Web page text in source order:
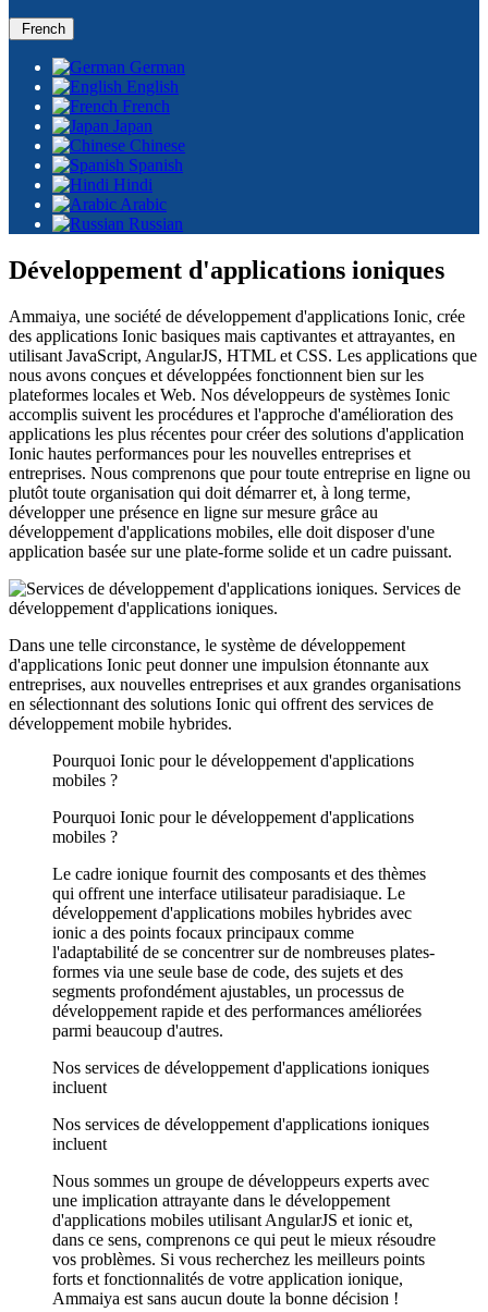
French
German
English
French
Japan
Chinese
Spanish
Hindi
Arabic
Russian
Développement d'applications ioniques
Ammaiya, une société de développement d'applications Ionic, crée
des applications Ionic basiques mais captivantes et attrayantes, en
utilisant JavaScript, AngularJS, HTML et CSS. Les applications que
nous avons conçues et développées fonctionnent bien sur les
plateformes locales et Web. Nos développeurs de systèmes Ionic
accomplis suivent les procédures et l'approche d'amélioration des
applications les plus récentes pour créer des solutions d'application
Ionic hautes performances pour les nouvelles entreprises et
entreprises. Nous comprenons que pour toute entreprise en ligne ou
plutôt toute organisation qui doit démarrer et, à long terme,
développer une présence en ligne sur mesure grâce au
développement d'applications mobiles, elle doit disposer d'une
application basée sur une plate-forme solide et un cadre puissant.
Services de
développement d'applications ioniques.
Dans une telle circonstance, le système de développement
d'applications Ionic peut donner une impulsion étonnante aux
entreprises, aux nouvelles entreprises et aux grandes organisations
en sélectionnant des solutions Ionic qui offrent des services de
développement mobile hybrides.
Pourquoi Ionic pour le développement d'applications
mobiles ?
Pourquoi Ionic pour le développement d'applications
mobiles ?
Le cadre ionique fournit des composants et des thèmes
qui offrent une interface utilisateur paradisiaque. Le
développement d'applications mobiles hybrides avec
ionic a des points focaux principaux comme
l'adaptabilité de se concentrer sur de nombreuses plates-
formes via une seule base de code, des sujets et des
segments profondément ajustables, un processus de
développement rapide et des performances améliorées
parmi beaucoup d'autres.
Nos services de développement d'applications ioniques
incluent
Nos services de développement d'applications ioniques
incluent
Nous sommes un groupe de développeurs experts avec
une implication attrayante dans le développement
d'applications mobiles utilisant AngularJS et ionic et,
dans ce sens, comprenons ce qui peut le mieux résoudre
vos problèmes. Si vous recherchez les meilleurs points
forts et fonctionnalités de votre application ionique,
Ammaiya est sans aucun doute la bonne décision !